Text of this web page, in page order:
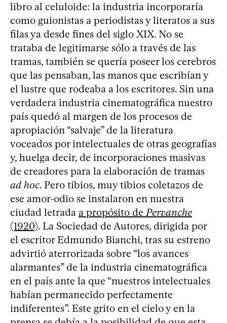
libro al celuloide: la industria incorporaría
como guionistas a periodistas y literatos a sus
filas ya desde fines del siglo XIX. No se
trataba de legitimarse sólo a través de las
tramas, también se quería poseer los cerebros
que las pensaban, las manos que escribían y
el lustre que rodeaba a los escritores. Sin una
verdadera industria cinematográfica nuestro
país quedó al margen de los procesos de
apropiación “salvaje” de la literatura
voceados por intelectuales de otras geografías
y, huelga decir, de incorporaciones masivas
de creadores para la elaboración de tramas
ad hoc. Pero tibios, muy tibios coletazos de
ese amor-odio se instalaron en nuestra
ciudad letrada a propósito dePervanche
(1920). La Sociedad de Autores, dirigida por
el escritor Edmundo Bianchi, tras su estreno
advirtió aterrorizada sobre “los avances
alarmantes” de la industria cinematográfica
en el país ante la que “nuestros intelectuales
habían permanecido perfectamente
indiferentes”. Este grito en el cielo y en la